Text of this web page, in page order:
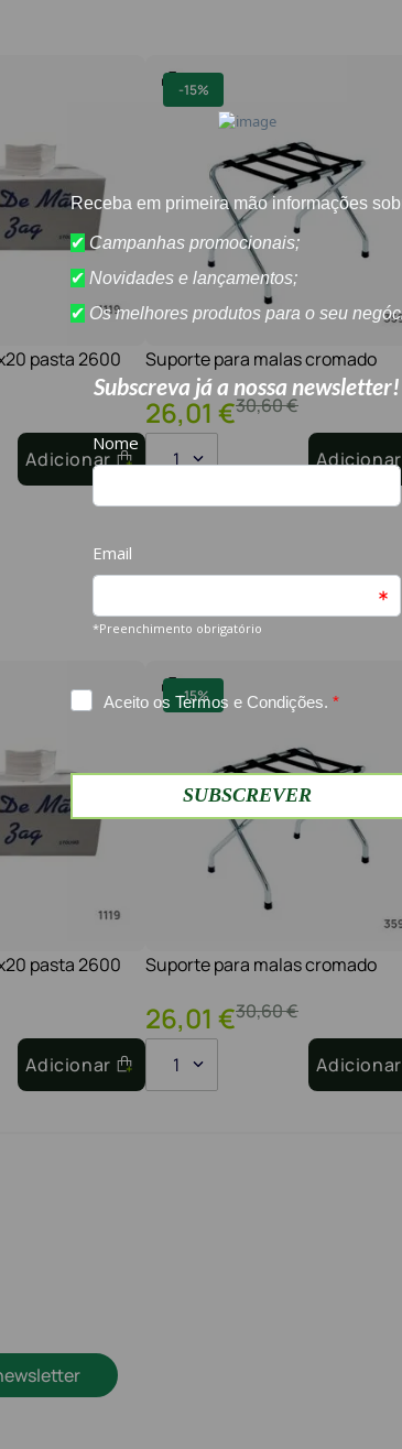
pasta 2600
Adicionar
-15%
Suporte para malas cromado
30,60€
26,01 €
1 Adicionar
pasta 2600
Adicionar
-15%
Suporte para malas cromado
30,60€
26,01 €
1 Adicionar